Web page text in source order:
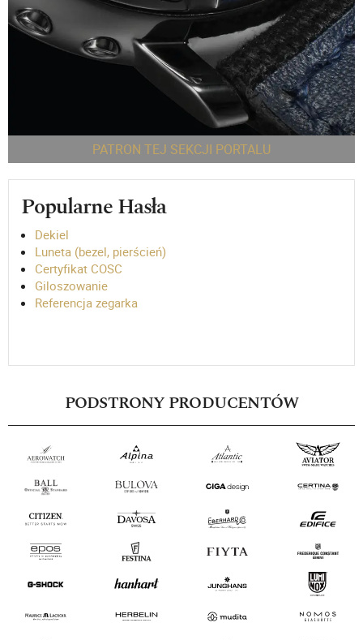
PATRON TEJ SEKCJI PORTALU
Popularne Hasła
Dekiel
Luneta (bezel, pierścień)
Certyfikat COSC
Giloszowanie
Referencja zegarka
PODSTRONY PRODUCENTÓW